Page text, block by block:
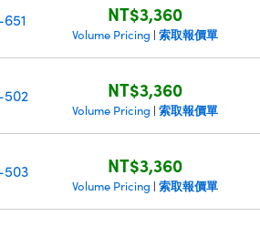
NT$3,360
Volume Pricing | 索取報價單
NT$3,360
Volume Pricing | 索取報價單
NT$3,360
Volume Pricing | 索取報價單